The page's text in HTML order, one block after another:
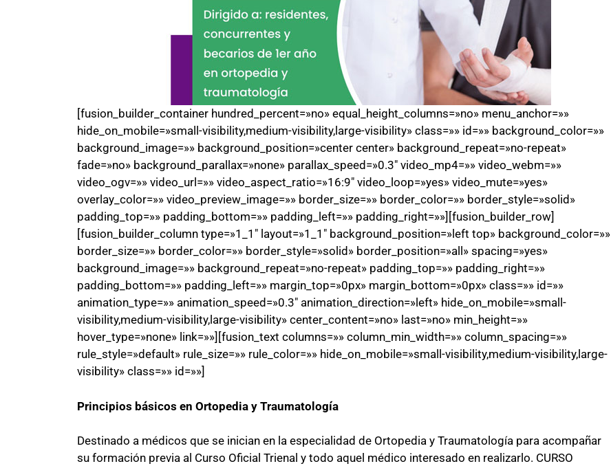
[fusion_builder_container hundred_percent=»no» equal_height_columns=»no» menu_anchor=»»
hide_on_mobile=»small-visibility,medium-visibility,large-visibility» class=»» id=»» background_color=»»
background_image=»» background_position=»center center» background_repeat=»no-repeat»
fade=»no» background_parallax=»none» parallax_speed=»0.3″ video_mp4=»» video_webm=»»
video_ogv=»» video_url=»» video_aspect_ratio=»16:9″ video_loop=»yes» video_mute=»yes»
overlay_color=»» video_preview_image=»» border_size=»» border_color=»» border_style=»solid»
padding_top=»» padding_bottom=»» padding_left=»» padding_right=»»][fusion_builder_row]
[fusion_builder_column type=»1_1″ layout=»1_1″ background_position=»left top» background_color=»»
border_size=»» border_color=»» border_style=»solid» border_position=»all» spacing=»yes»
background_image=»» background_repeat=»no-repeat» padding_top=»» padding_right=»»
padding_bottom=»» padding_left=»» margin_top=»0px» margin_bottom=»0px» class=»» id=»»
animation_type=»» animation_speed=»0.3″ animation_direction=»left» hide_on_mobile=»small-
visibility,medium-visibility,large-visibility» center_content=»no» last=»no» min_height=»»
hover_type=»none» link=»»][fusion_text columns=»» column_min_width=»» column_spacing=»»
rule_style=»default» rule_size=»» rule_color=»» hide_on_mobile=»small-visibility,medium-visibility,large-
visibility» class=»» id=»»]
Principios básicos en Ortopedia y Traumatología
Destinado a médicos que se inician en la especialidad de Ortopedia y Traumatología para acompañar
su formación previa al Curso Oficial Trienal y todo aquel médico interesado en realizarlo. CURSO